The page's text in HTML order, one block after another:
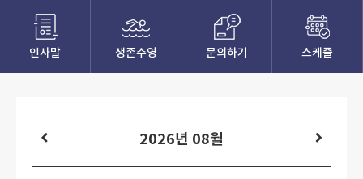
인사말 생존수영 문의하기 스케줄
2026년 08월